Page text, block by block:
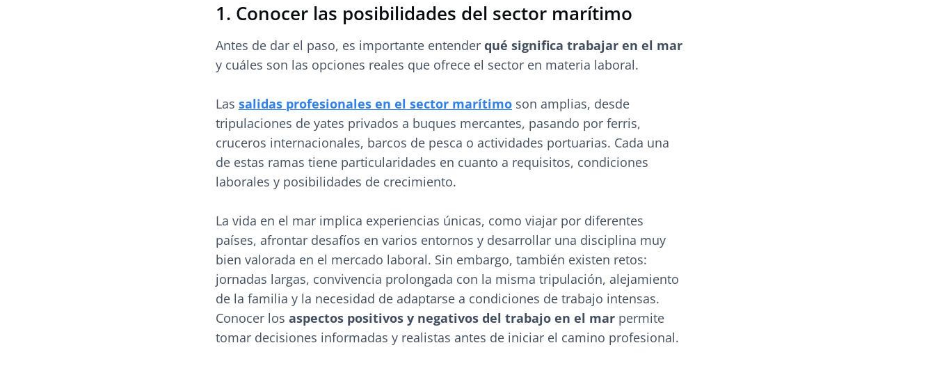
1. Conocer las posibilidades del sector marítimo
Antes de dar el paso, es importante entender qué significa trabajar en el mar
y cuáles son las opciones reales que ofrece el sector en materia laboral.
Las salidas profesionales en el sector marítimo son amplias, desde
tripulaciones de yates privados a buques mercantes, pasando por ferris,
cruceros internacionales, barcos de pesca o actividades portuarias. Cada una
de estas ramas tiene particularidades en cuanto a requisitos, condiciones
laborales y posibilidades de crecimiento.
La vida en el mar implica experiencias únicas, como viajar por diferentes
países, afrontar desafíos en varios entornos y desarrollar una disciplina muy
bien valorada en el mercado laboral. Sin embargo, también existen retos:
jornadas largas, convivencia prolongada con la misma tripulación, alejamiento
de la familia y la necesidad de adaptarse a condiciones de trabajo intensas.
Conocer los aspectos positivos y negativos del trabajo en el mar permite
tomar decisiones informadas y realistas antes de iniciar el camino profesional.